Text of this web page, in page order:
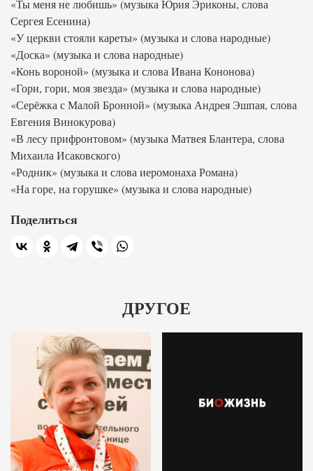
«Ты меня не любишь» (музыка Юрия Эриконы, слова
Сергея Есенина)
«У церкви стояли кареты» (музыка и слова народные)
«Доска» (музыка и слова народные)
«Конь вороной» (музыка и слова Ивана Кононова)
«Гори, гори, моя звезда» (музыка и слова народные)
«Серёжка с Малой Бронной» (музыка Андрея Эшпая, слова
Евгения Винокурова)
«В лесу прифронтовом» (музыка Матвея Блантера, слова
Михаила Исаковского)
«Родник» (музыка и слова иеромонаха Романа)
«На горе, на горушке» (музыка и слова народные)
Поделиться
ДРУГОЕ